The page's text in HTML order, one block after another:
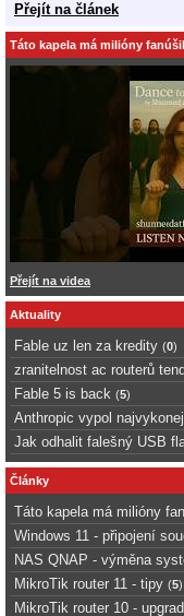
Přejít na článek
Táto kapela má milióny
Přejít na videa
Aktuality
Fable uz len za kredity (0)
zranitelnost ac routerů
Fable 5 is back (5)
Anthropic vypol
Jak odhalit falešný USB
Články
Táto kapela má milióny
Windows 11 - připojení
NAS QNAP - výměna
MikroTik router 11 - tipy (5)
MikroTik router 10 -